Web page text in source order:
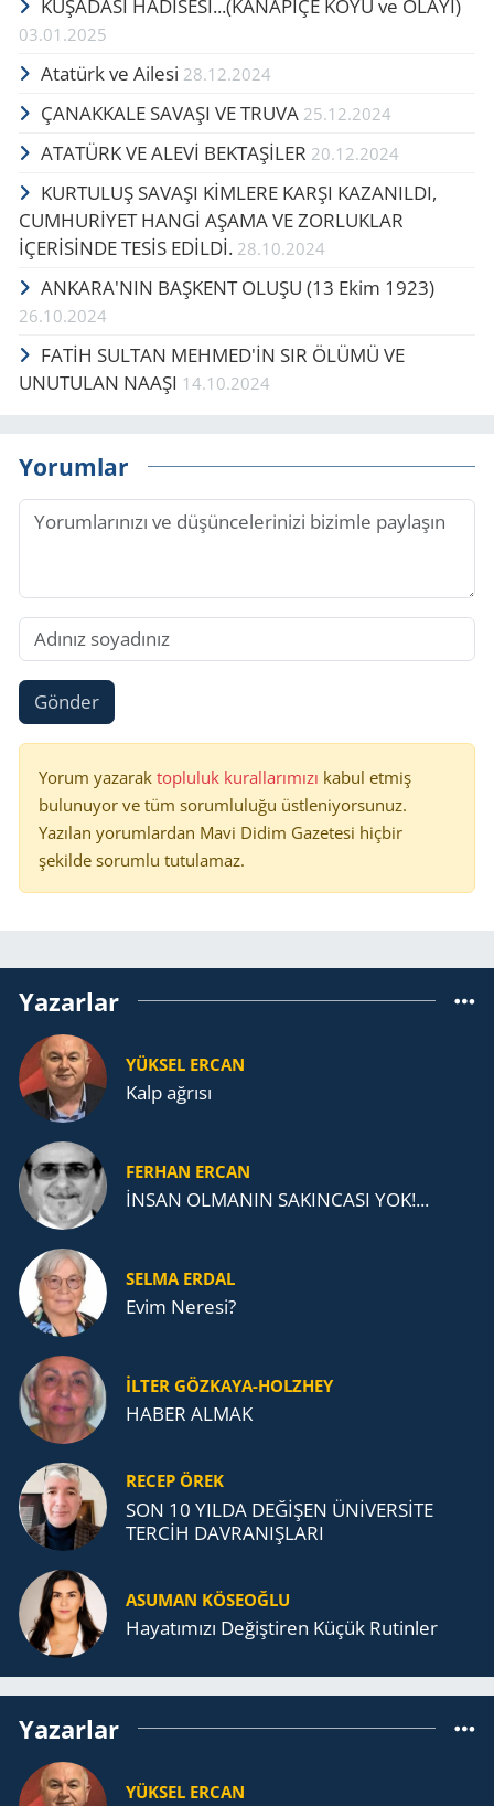
KUŞADASI HADİSESİ...(KANAPİÇE KOYU ve OLAYI)
03.01.2025
Atatürk ve Ailesi 28.12.2024
ÇANAKKALE SAVAŞI VE TRUVA 25.12.2024
ATATÜRK VE ALEVİ BEKTAŞİLER 20.12.2024
KURTULUŞ SAVAŞI KİMLERE KARŞI KAZANILDI,
CUMHURİYET HANGİ AŞAMA VE ZORLUKLAR
İÇERİSİNDE TESİS EDİLDİ. 28.10.2024
ANKARA'NIN BAŞKENT OLUŞU (13 Ekim 1923)
26.10.2024
FATİH SULTAN MEHMED'İN SIR ÖLÜMÜ VE
UNUTULAN NAAŞI 14.10.2024
Yorumlar
Gönder
Yorum yazarak topluluk kurallarımızı kabul etmiş
bulunuyor ve tüm sorumluluğu üstleniyorsunuz.
Yazılan yorumlardan Mavi Didim Gazetesi hiçbir
şekilde sorumlu tutulamaz.
Yazarlar
YÜKSEL ERCAN
Kalp ağrısı
FERHAN ERCAN
İNSAN OLMANIN SAKINCASI YOK!...
SELMA ERDAL
Evim Neresi?
İLTER GÖZKAYA-HOLZHEY
HABER ALMAK
RECEP ÖREK
SON 10 YILDA DEĞİŞEN ÜNİVERSİTE
TERCİH DAVRANIŞLARI
ASUMAN KÖSEOĞLU
Ha­ya­tı­mı­zı De­ğiş­ti­ren Küçük Ru­tin­ler
Yazarlar
YÜKSEL ERCAN